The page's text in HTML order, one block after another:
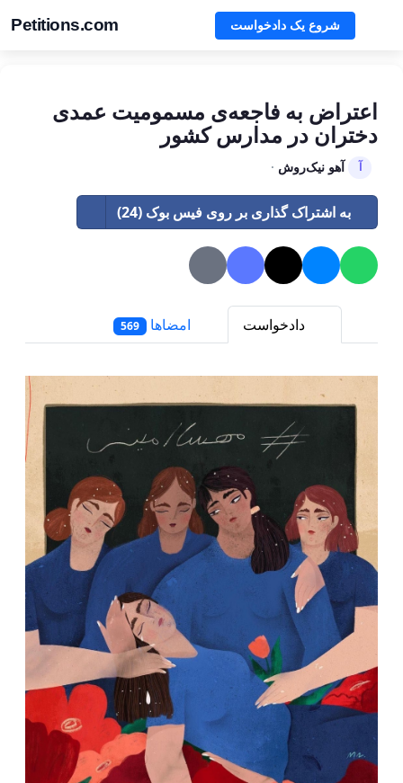
Petitions.com شروع یک دادخواست
اعتراض به فاجعه‌ی مسمومیت عمدی
دختران در مدارس کشور
آ آهو نیک‌روش ·
به اشتراک گذاری بر روی فیس بوک (24)
دادخواست امضاها 569